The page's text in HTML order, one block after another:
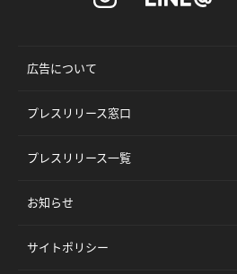
広告について
プレスリリース窓口
プレスリリース一覧
お知らせ
サイトポリシー